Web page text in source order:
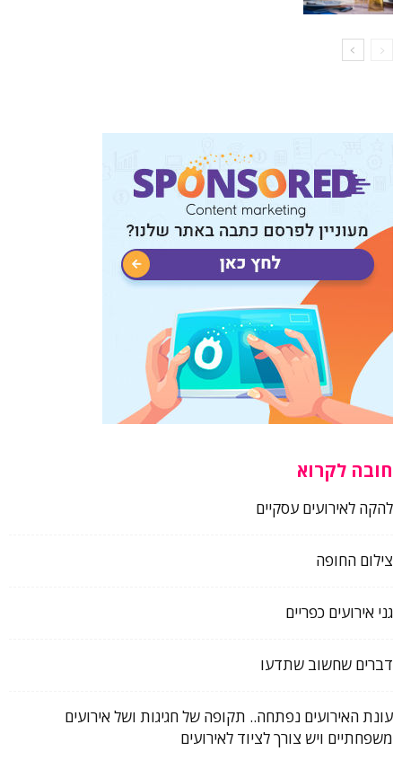
חובה לקרוא
להקה לאירועים עסקיים
צילום החופה
גני אירועים כפריים
דברים שחשוב שתדעו
עונת האירועים נפתחה.. תקופה של חגיגות ושל אירועים
משפחתיים ויש צורך לציוד לאירועים